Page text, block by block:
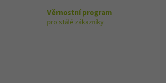
Věrnostní program
pro stálé zákazníky